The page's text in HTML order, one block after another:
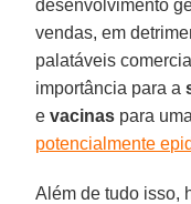
desenvolvimento
vendas, em
palatáveis
importância para a
evacinas para
potencialmente
Além de tudo isso,